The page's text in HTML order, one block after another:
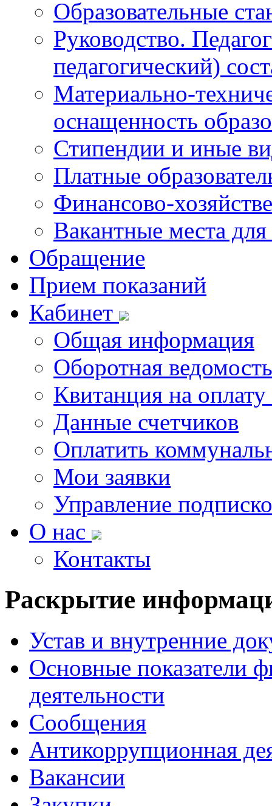
Образовательные
Руководство.
педагогический)
Материально-
оснащенность
Стипендии и иные
Платные
Финансово-
Вакантные места
Обращение
Прием показаний
Кабинет
Общая информация
Оборотная ведомость
Квитанция на
Данные счетчиков
Оплатить
Мои заявки
Управление
О нас
Контакты
Раскрытие
Устав и внутренние
Основные показатели
деятельности
Сообщения
Антикоррупционная
Вакансии